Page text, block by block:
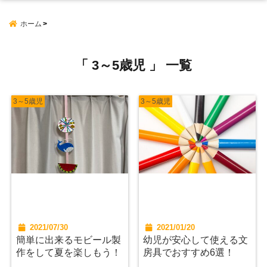
ホーム
「 3～5歳児 」 一覧
3～5歳児
2021/07/30
簡単に出来るモビール製
作をして夏を楽しもう！
3～5歳児
2021/01/20
幼児が安心して使える文
房具でおすすめ6選！